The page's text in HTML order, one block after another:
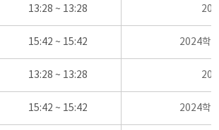
13:28 ~ 13:28
15:42 ~ 15:42 2024학
13:28 ~ 13:28
15:42 ~ 15:42 2024학